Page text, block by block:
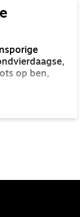
op ben,